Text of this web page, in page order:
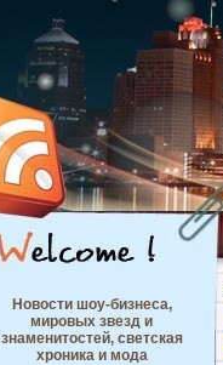
Новости шоу-бизнеса,
мировых звезд и
знаменитостей, светская
хроника и мода